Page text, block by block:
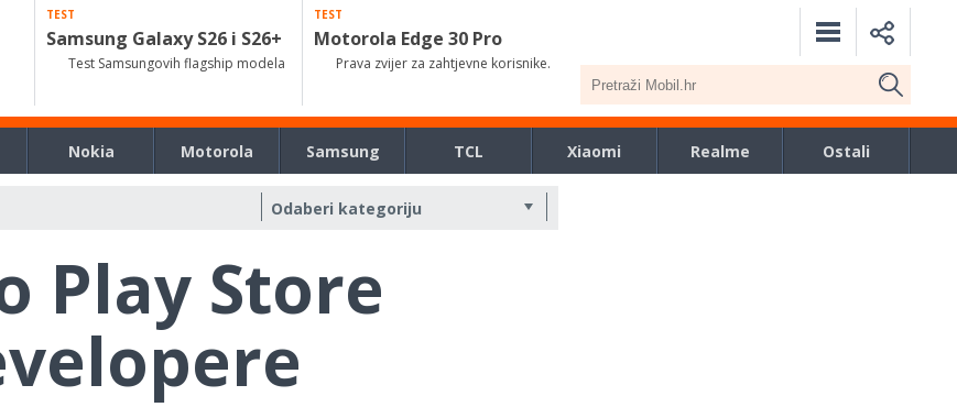
TEST
Samsung Galaxy S26 i S26+
Test Samsungovih flagship modela
TEST
Motorola Edge 30 Pro
Prava zvijer za zahtjevne korisnike.
Nokia Motorola Samsung TCL Xiaomi Realme Ostali
Play Store